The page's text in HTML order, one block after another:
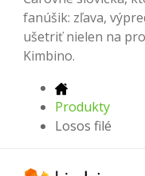
fanúšik: zľava,
ušetriť nielen na
Kimbino.
Produkty
Losos filé